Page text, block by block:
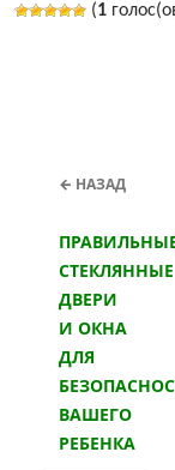
(1
← НАЗАД
СТЕКЛЯННЫЕ
ДВЕРИ
И ОКНА
ДЛЯ
ВАШЕГО
РЕБЕНКА